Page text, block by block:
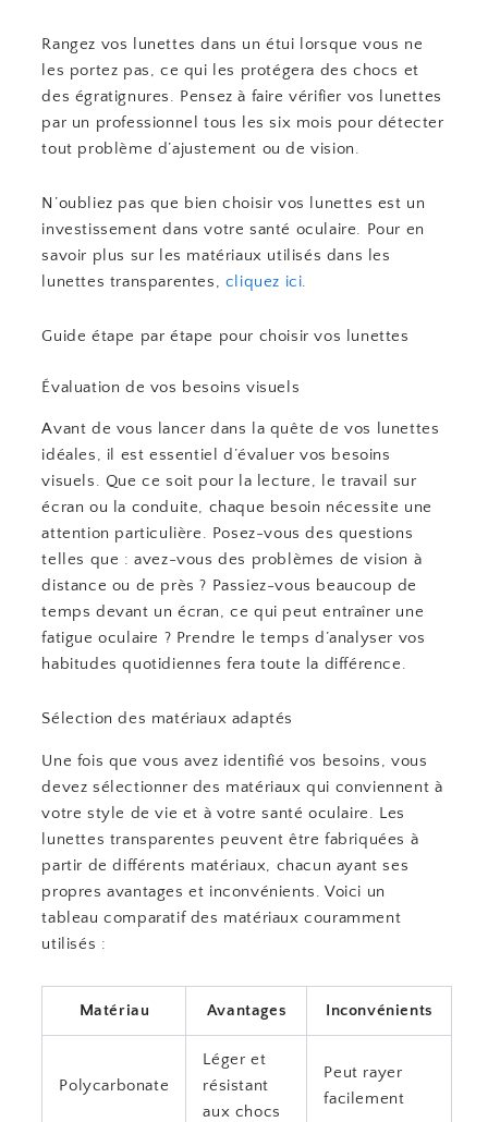
Rangez vos lunettes dans un étui lorsque vous ne
les portez pas, ce qui les protégera des chocs et
des égratignures. Pensez à faire vérifier vos lunettes
par un professionnel tous les six mois pour détecter
tout problème d’ajustement ou de vision.
N’oubliez pas que bien choisir vos lunettes est un
investissement dans votre santé oculaire. Pour en
savoir plus sur les matériaux utilisés dans les
lunettes transparentes, cliquez ici.
Guide étape par étape pour choisir vos lunettes
Évaluation de vos besoins visuels
Avant de vous lancer dans la quête de vos lunettes
idéales, il est essentiel d’évaluer vos besoins
visuels. Que ce soit pour la lecture, le travail sur
écran ou la conduite, chaque besoin nécessite une
attention particulière. Posez-vous des questions
telles que : avez-vous des problèmes de vision à
distance ou de près ? Passiez-vous beaucoup de
temps devant un écran, ce qui peut entraîner une
fatigue oculaire ? Prendre le temps d’analyser vos
habitudes quotidiennes fera toute la différence.
Sélection des matériaux adaptés
Une fois que vous avez identifié vos besoins, vous
devez sélectionner des matériaux qui conviennent à
votre style de vie et à votre santé oculaire. Les
lunettes transparentes peuvent être fabriquées à
partir de différents matériaux, chacun ayant ses
propres avantages et inconvénients. Voici un
tableau comparatif des matériaux couramment
utilisés :
Matériau Avantages Inconvénients
Polycarbonate
Léger et
résistant
aux chocs
Peut rayer
facilement